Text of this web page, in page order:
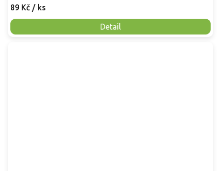
89 Kč / ks
Detail